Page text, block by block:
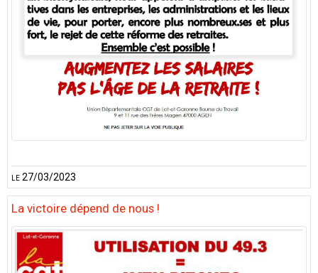
le 27/03/2023
La victoire dépend de nous !